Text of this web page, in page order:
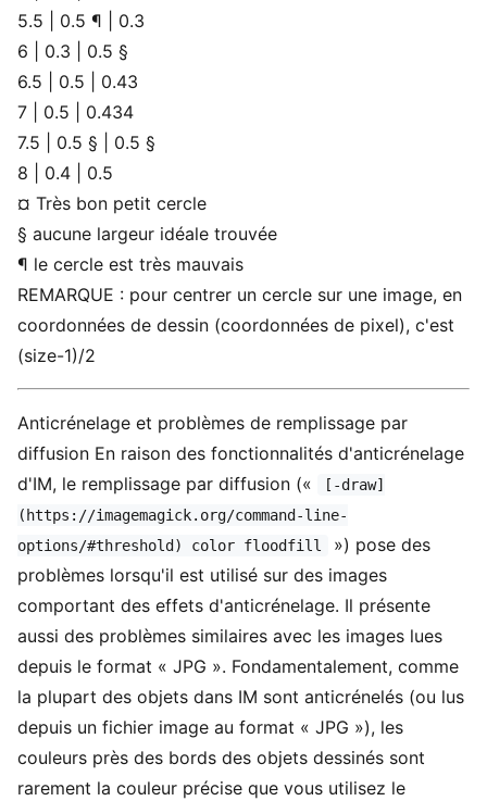
5.5 | 0.5 ¶ | 0.3
6 | 0.3 | 0.5 §
6.5 | 0.5 | 0.43
7 | 0.5 | 0.434
7.5 | 0.5 § | 0.5 §
8 | 0.4 | 0.5
¤ Très bon petit cercle
§ aucune largeur idéale trouvée
¶ le cercle est très mauvais
REMARQUE : pour centrer un cercle sur une image, en
coordonnées de dessin (coordonnées de pixel), c'est
(size-1)/2
Anticrénelage et problèmes de remplissage par
diffusion En raison des fonctionnalités d'anticrénelage
d'IM, le remplissage par diffusion («
[-draw]
(https://imagemagick.org/command-line-
options/#threshold) color floodfill
») pose des
problèmes lorsqu'il est utilisé sur des images
comportant des effets d'anticrénelage. Il présente
aussi des problèmes similaires avec les images lues
depuis le format « JPG ». Fondamentalement, comme
la plupart des objets dans IM sont anticrénelés (ou lus
depuis un fichier image au format « JPG »), les
couleurs près des bords des objets dessinés sont
rarement la couleur précise que vous utilisez le